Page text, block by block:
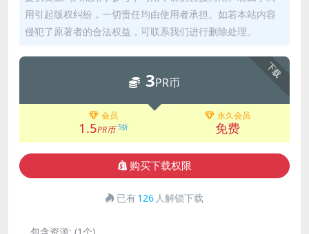
用引起版权纠纷，一切责任均由使用者承担。如若本站内容
侵犯了原著者的合法权益，可联系我们进行删除处理。
下载
3PR币
会员
1.5PR币 5折
永久会员
免费
购买下载权限
已有126 人解锁下载